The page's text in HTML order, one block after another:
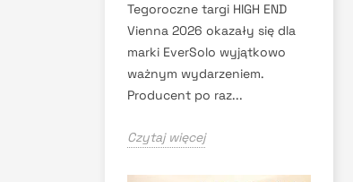
Tegoroczne targi HIGH END
Vienna 2026 okazały się dla
marki EverSolo wyjątkowo
ważnym wydarzeniem.
Producent po raz...
Czytaj więcej